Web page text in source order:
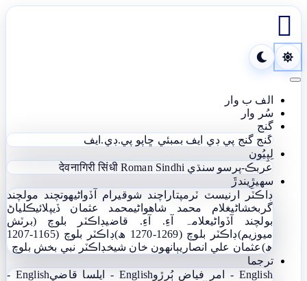

Toggle navigation
الف ب وار
سُر وار
گنج
گنج گنج پي ڊي ايف بمبئي ڇاپو پي.ڊي.ايف
لِپِيُون
عربڪ-پرسو سنڌي
देवनागिरी सिंधी Roman Sindhi
سھيڙِيندڙَ
ڊاڪٽر ارنيسٽ ٽرمپتاراچند شوقيرام آڏواڻيھوتچند مولچند
گربخشاڻيغلام محمد شاھواڻيمحمد عثمان ڏيپلائيڪلياڻ
بولچند آڏواڻيعلامہ آءِ. آءِ. قاضيڊاڪٽر بلوچ (برٽش
ميوزيم)ڊاڪٽر بلوچ (1269-1270 ھ)
ڊاڪٽر بلوچ (1165-1207
ھ)عثمان علي انصاريٻانهون خان شيخڊاڪٽر نبي بخش بلوچ
ترجما
English - امر فياض ٻُرڙو
English - ايلسا قاضي
English -